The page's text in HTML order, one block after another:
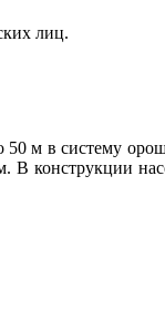
лиц.
м в систему
В конструкции